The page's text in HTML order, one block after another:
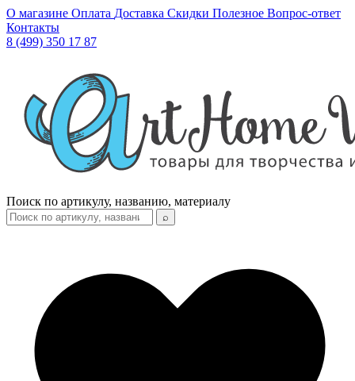
О магазине Оплата Доставка Скидки Полезное Вопрос-ответ
Контакты
8 (499) 350 17 87
Поиск по артикулу, названию, материалу
⌕